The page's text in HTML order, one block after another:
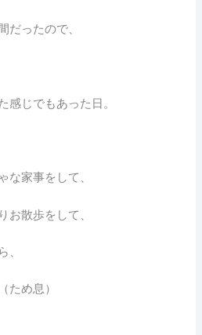
だったので、
感じでもあった日。
な家事をして、
お散歩をして、
、
め息）